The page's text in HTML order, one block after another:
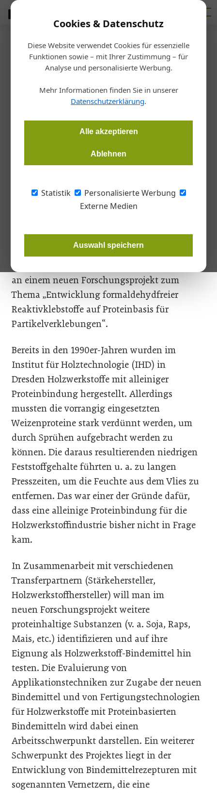
Cookies & Datenschutz
Diese Website verwendet Cookies für essenzielle
Funktionen sowie – mit Ihrer Zustimmung – für
Analyse und personalisierte Werbung.
Mehr Informationen finden Sie in unserer
Datenschutzerklärung.
Alle akzeptieren
Ablehnen
Statistik
Personalisierte Werbung
Externe Medien
Auswahl speichern
Startseite/Holz
Holzwerkstoffe: Alternativen zu
Formaldehyd-Bindemitteln
gesucht
Proteinbasis als Bindemittel in Holzwerkstoffen getestet
Unter der Kurzbezeichnung „Prot_HWS“
starteten im November 2019 im Institut für
Holztechnologie Dresden (IHD) die Arbeiten
an einem neuen Forschungsprojekt zum
Thema „Entwicklung formaldehydfreier
Reaktivklebstoffe auf Proteinbasis für
Partikelverklebungen“.
Bereits in den 1990er-Jahren wurden im
Institut für Holztechnologie (IHD) in
Dresden Holzwerkstoffe mit alleiniger
Proteinbindung hergestellt. Allerdings
mussten die vorrangig eingesetzten
Weizenproteine stark verdünnt werden, um
durch Sprühen aufgebracht werden zu
können. Die daraus resultierenden niedrigen
Feststoffgehalte führten u. a. zu langen
Presszeiten, um die Feuchte aus dem Vlies zu
entfernen. Das war einer der Gründe dafür,
dass eine alleinige Proteinbindung für die
Holzwerkstoffindustrie bisher nicht in Frage
kam.
In Zusammenarbeit mit verschiedenen
Transferpartnern (Stärkehersteller,
Holzwerkstoffhersteller) will man im
neuen Forschungsprojekt weitere
proteinhaltige Substanzen (v. a. Soja, Raps,
Mais, etc.) identifizieren und auf ihre
Eignung als Holzwerkstoff-Bindemittel hin
testen. Die Evaluierung von
Applikationstechniken zur Zugabe der neuen
Bindemittel und von Fertigungstechnologien
für Holzwerkstoffe mit Proteinbasierten
Bindemitteln wird dabei einen
Arbeitsschwerpunkt darstellen. Ein weiterer
Schwerpunkt des Projektes liegt in der
Entwicklung von Bindemittelrezepturen mit
sogenannten Vernetzern, die eine